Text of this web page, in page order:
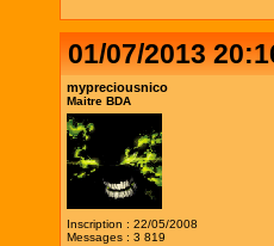
01/07/2013
mypreciousnico
Maitre BDA
Inscription : 22/05/2008
Messages : 3 819